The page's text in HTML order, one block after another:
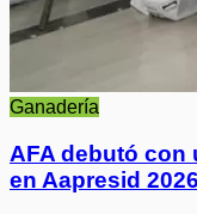
Ganadería
AFA debutó con
en Aapresid 2026